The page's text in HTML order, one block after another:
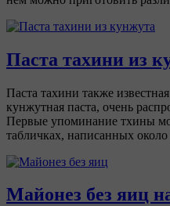
Паста тахини из
Паста тахини также
кунжутная паста, очень
Первые упоминание тхины
табличках, написанных около
Майонез без яиц